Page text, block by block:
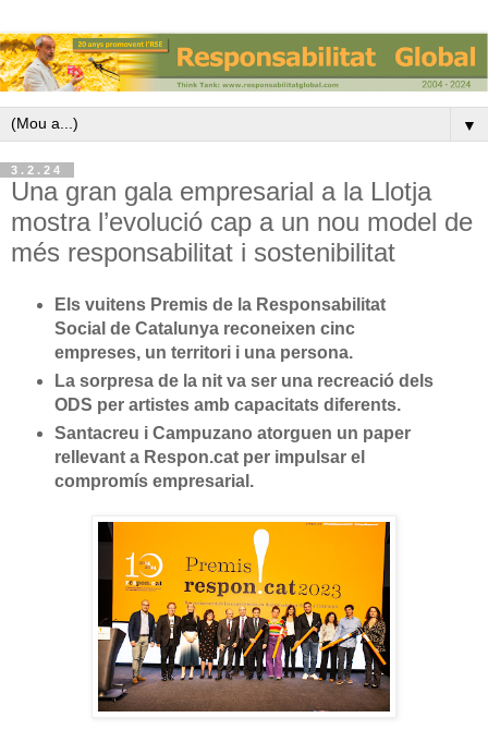
▼
3.2.24
Una gran gala empresarial a la Llotja
mostra l’evolució cap a un nou model de
més responsabilitat i sostenibilitat
Els vuitens Premis de la Responsabilitat
Social de Catalunya reconeixen cinc
empreses, un territori i una persona.
La sorpresa de la nit va ser una recreació dels
ODS per artistes amb capacitats diferents.
Santacreu i Campuzano atorguen un paper
rellevant a Respon.cat per impulsar el
compromís empresarial.